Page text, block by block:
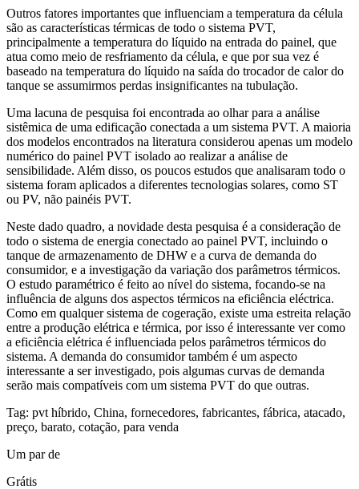
Outros fatores importantes que influenciam a temperatura da célula
são as características térmicas de todo o sistema PVT,
principalmente a temperatura do líquido na entrada do painel, que
atua como meio de resfriamento da célula, e que por sua vez é
baseado na temperatura do líquido na saída do trocador de calor do
tanque se assumirmos perdas insignificantes na tubulação.
Uma lacuna de pesquisa foi encontrada ao olhar para a análise
sistêmica de uma edificação conectada a um sistema PVT. A maioria
dos modelos encontrados na literatura considerou apenas um modelo
numérico do painel PVT isolado ao realizar a análise de
sensibilidade. Além disso, os poucos estudos que analisaram todo o
sistema foram aplicados a diferentes tecnologias solares, como ST
ou PV, não painéis PVT.
Neste dado quadro, a novidade desta pesquisa é a consideração de
todo o sistema de energia conectado ao painel PVT, incluindo o
tanque de armazenamento de DHW e a curva de demanda do
consumidor, e a investigação da variação dos parâmetros térmicos.
O estudo paramétrico é feito ao nível do sistema, focando-se na
influência de alguns dos aspectos térmicos na eficiência eléctrica.
Como em qualquer sistema de cogeração, existe uma estreita relação
entre a produção elétrica e térmica, por isso é interessante ver como
a eficiência elétrica é influenciada pelos parâmetros térmicos do
sistema. A demanda do consumidor também é um aspecto
interessante a ser investigado, pois algumas curvas de demanda
serão mais compatíveis com um sistema PVT do que outras.
Tag: pvt híbrido, China, fornecedores, fabricantes, fábrica, atacado,
preço, barato, cotação, para venda
Um par de
Grátis